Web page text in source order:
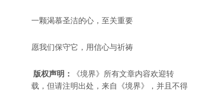
一颗渴慕圣洁的心，至关重要
愿我们保守它，用信心与祈祷
版权声明：
《境界》所有文章内容欢迎转
载，但请注明出处，来自《境界》，并且不得